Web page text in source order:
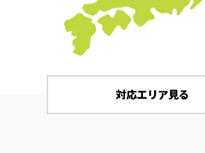
対応エリア見る